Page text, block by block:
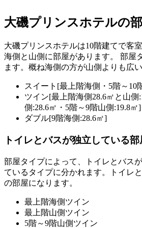
大磯プリンスホテルの
大磯プリンスホテルは10階建てで客
海側と山側に部屋があります。 部屋
ます。概ね海側の方が山側よりも広い
スイート[最上階海側・5階～10
ツイン[最上階海側28.6㎡と山側
側:28.6㎡・5階～9階山側:19.8㎡]
ダブル[9階海側:28.6㎡]
トイレとバスが独立している部
部屋タイプによって、トイレとバス
ているタイプに分かれます。トイレ
の部屋になります。
最上階海側ツイン
最上階山側ツイン
5階～9階山側ツイン